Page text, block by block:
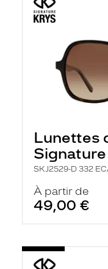
Lunettes
SKJ2529-D 332
À partir de
49,00 €